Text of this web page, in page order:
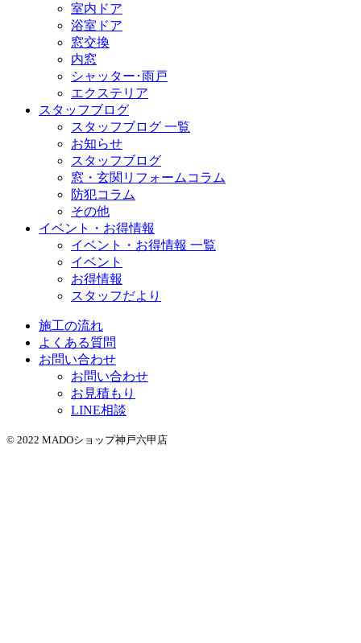
室内ドア
浴室ドア
窓交換
内窓
シャッター･雨戸
エクステリア
スタッフブログ
スタッフブログ 一覧
お知らせ
スタッフブログ
窓・玄関リフォームコラム
防犯コラム
その他
イベント・お得情報
イベント・お得情報 一覧
イベント
お得情報
スタッフだより
施工の流れ
よくある質問
お問い合わせ
お問い合わせ
お見積もり
LINE相談
© 2022 MADOショップ神戸六甲店